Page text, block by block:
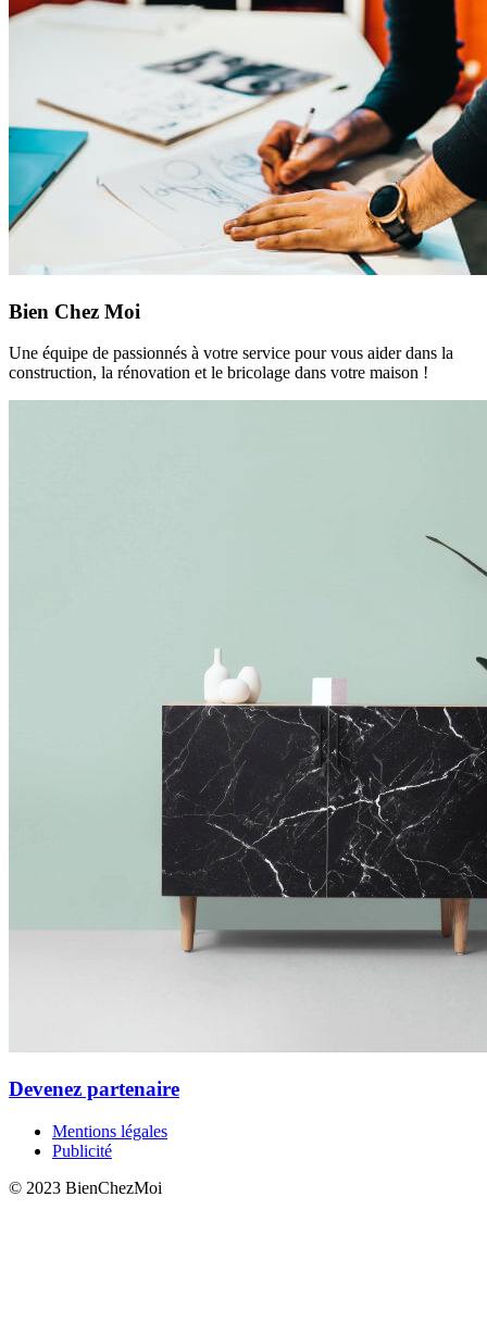
Bien Chez Moi
Une équipe de passionnés à votre service pour vous aider dans la
construction, la rénovation et le bricolage dans votre maison !
Devenez partenaire
Mentions légales
Publicité
© 2023 BienChezMoi